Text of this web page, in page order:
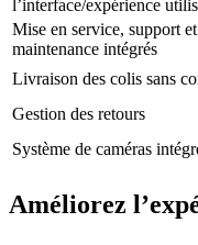
l’interface/expérience
Mise en service, support et
maintenance intégrés
Livraison des colis sans
Gestion des retours
Système de caméras
Améliorez